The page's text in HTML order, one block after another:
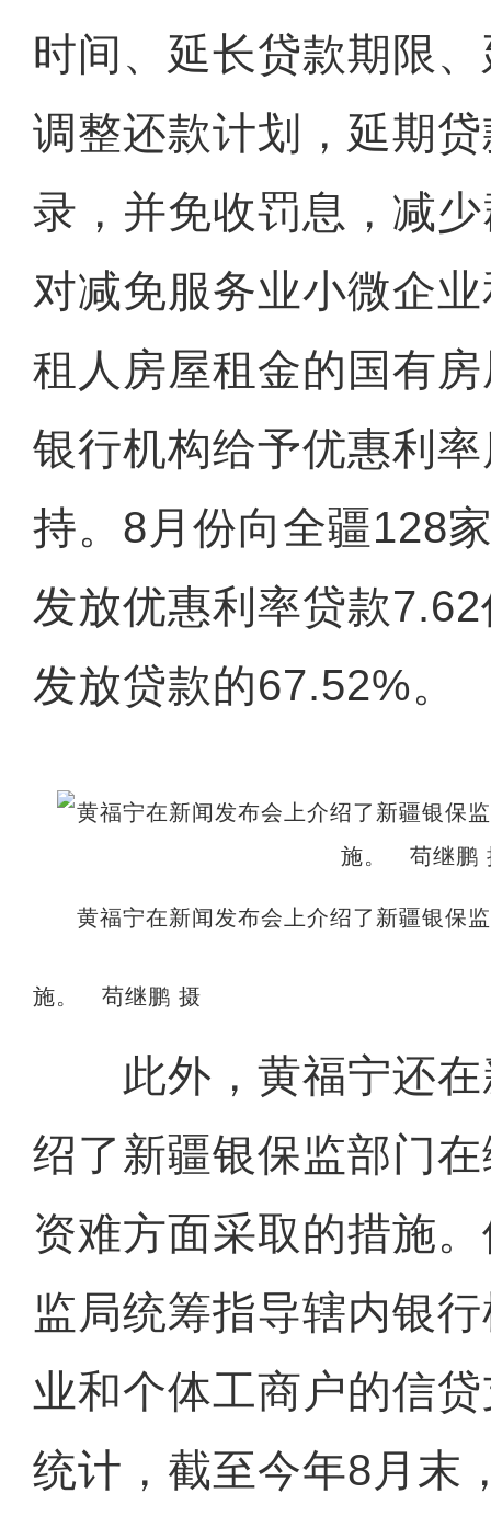
时间、延长贷款期限
调整还款计划，延期
录，并免收罚息，减
对减免服务业小微企
租人房屋租金的国有
银行机构给予优惠利
持。8月份向全疆128
发放优惠利率贷款
发放贷款的67.52%。
黄福宁在新闻发布会上介绍了新疆银保
施。 苟继鹏 摄
此外，黄福宁还在
绍了新疆银保监部门
资难方面采取的措施
监局统筹指导辖内银
业和个体工商户的信
统计，截至今年8月末